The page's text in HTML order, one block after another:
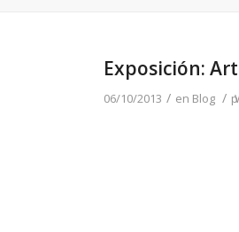
Exposición:
06/10/2013 / en Blog /